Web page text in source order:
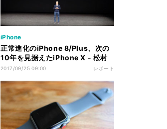
iPhone
正常進化のiPhone 8/Plus、次の
10年を見据えたiPhone X - 松村
太郎のApple深読み・先読み
2017/09/25 09:00 レポート